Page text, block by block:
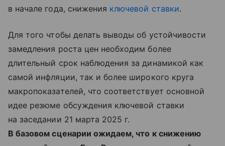
в начале года, снижения ключевой ставки.
Для того чтобы делать выводы об устойчивости
замедления роста цен необходим более
длительный срок наблюдения за динамикой как
самой инфляции, так и более широкого круга
макропоказателей, что соответствует основной
идее резюме обсуждения ключевой ставки
на заседании 21 марта 2025 г.
В базовом сценарии ожидаем, что к снижению